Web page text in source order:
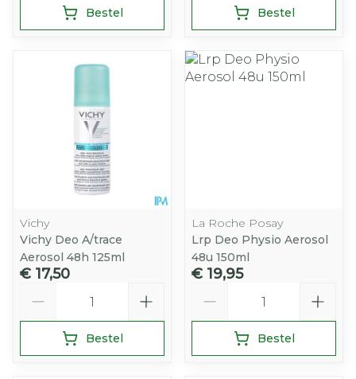
Bestel Bestel
Vichy
Vichy Deo A/trace
Aerosol 48h 125ml
€ 17,50
Bestel
La Roche Posay
Lrp Deo Physio Aerosol
48u 150ml
€ 19,95
Bestel